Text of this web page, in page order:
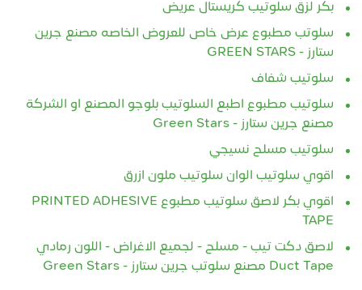
بكر لزق سلوتيب كريستال عريض
سلوتب مطبوع عرض خاص للعروض الخاصه مصنع جرين
ستارز - GREEN STARS
سلوتيب شفاف
سلوتيب مطبوع اطبع السلوتيب بلوجو المصنع او الشركة
مصنع جرين ستارز - Green Stars
سلوتيب مسلح نسيجي
اقوي سلوتيب الوان سلوتيب ملون ازرق
اقوي بكر لاصق سلوتيب مطبوع PRINTED ADHESIVE
TAPE
لاصق دكت تيب - مسلح - لجميع الاغراض - اللون رمادي
Duct Tape مصنع سلوتب جرين ستارز - Green Stars